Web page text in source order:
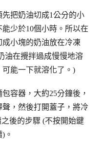
把奶油切成1公分的小
少於10個小時。所以在
小塊的奶油放在冷凍
油在攪拌過成慢慢地溶
能一下就溶化了。)
容器，大約25分鐘後，
，然後打開蓋子，將冷
後的步驟 (不按開始鍵
。